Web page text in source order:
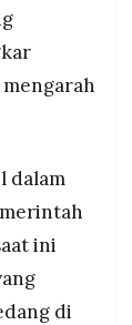
dalam
ini
di